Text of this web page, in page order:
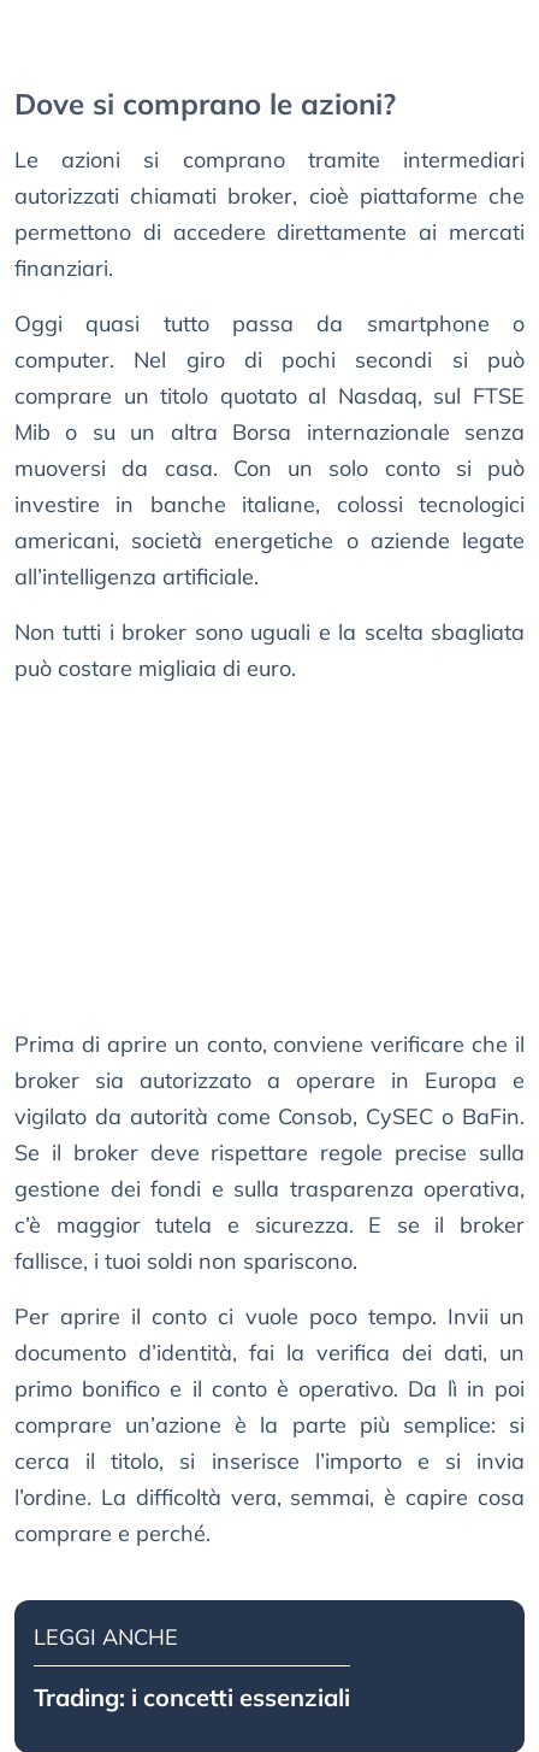
Dove si comprano le azioni?
Le azioni si comprano tramite intermediari
autorizzati chiamati broker, cioè piattaforme che
permettono di accedere direttamente ai mercati
finanziari.
Oggi quasi tutto passa da smartphone o
computer. Nel giro di pochi secondi si può
comprare un titolo quotato al Nasdaq, sul FTSE
Mib o su un altra Borsa internazionale senza
muoversi da casa. Con un solo conto si può
investire in banche italiane, colossi tecnologici
americani, società energetiche o aziende legate
all’intelligenza artificiale.
Non tutti i broker sono uguali e la scelta sbagliata
può costare migliaia di euro.
Prima di aprire un conto, conviene verificare che il
broker sia autorizzato a operare in Europa e
vigilato da autorità come Consob, CySEC o BaFin.
Se il broker deve rispettare regole precise sulla
gestione dei fondi e sulla trasparenza operativa,
c’è maggior tutela e sicurezza. E se il broker
fallisce, i tuoi soldi non spariscono.
Per aprire il conto ci vuole poco tempo. Invii un
documento d’identità, fai la verifica dei dati, un
primo bonifico e il conto è operativo. Da lì in poi
comprare un’azione è la parte più semplice: si
cerca il titolo, si inserisce l’importo e si invia
l’ordine. La difficoltà vera, semmai, è capire cosa
comprare e perché.
LEGGI ANCHE
Trading: i concetti essenziali